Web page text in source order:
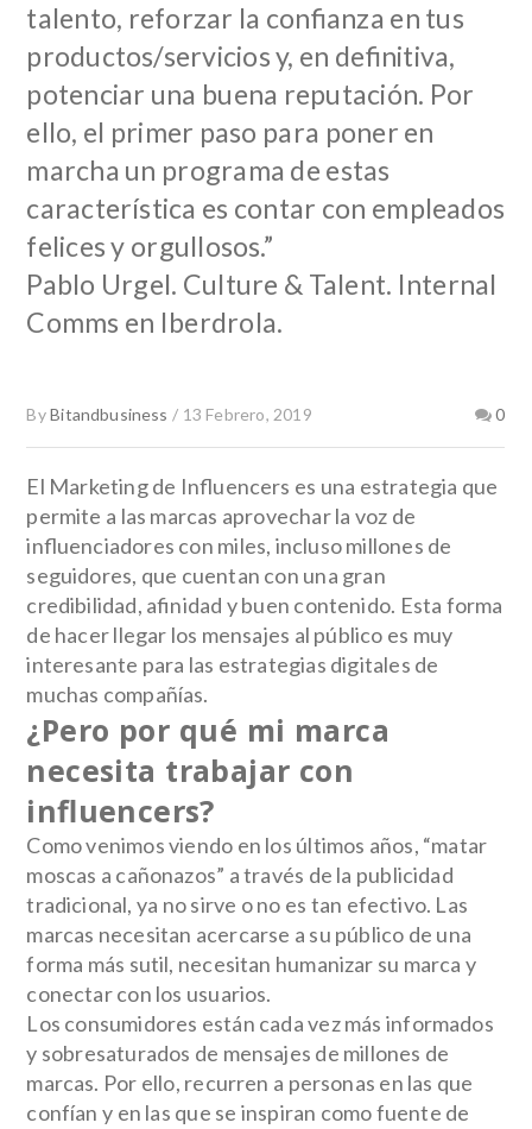
talento, reforzar la confianza en tus
productos/servicios y, en definitiva,
potenciar una buena reputación. Por
ello, el primer paso para poner en
marcha un programa de estas
característica es contar con empleados
felices y orgullosos.”
Pablo Urgel. Culture & Talent. Internal
Comms en Iberdrola.
ByBitandbusiness / 13 Febrero, 2019 0
El Marketing de Influencers es una estrategia que
permite a las marcas aprovechar la voz de
influenciadores con miles, incluso millones de
seguidores, que cuentan con una gran
credibilidad, afinidad y buen contenido. Esta forma
de hacer llegar los mensajes al público es muy
interesante para las estrategias digitales de
muchas compañías.
¿Pero por qué mi marca
necesita trabajar con
influencers?
Como venimos viendo en los últimos años, “matar
moscas a cañonazos” a través de la publicidad
tradicional, ya no sirve o no es tan efectivo. Las
marcas necesitan acercarse a su público de una
forma más sutil, necesitan humanizar su marca y
conectar con los usuarios.
Los consumidores están cada vez más informados
y sobresaturados de mensajes de millones de
marcas. Por ello, recurren a personas en las que
confían y en las que se inspiran como fuente de